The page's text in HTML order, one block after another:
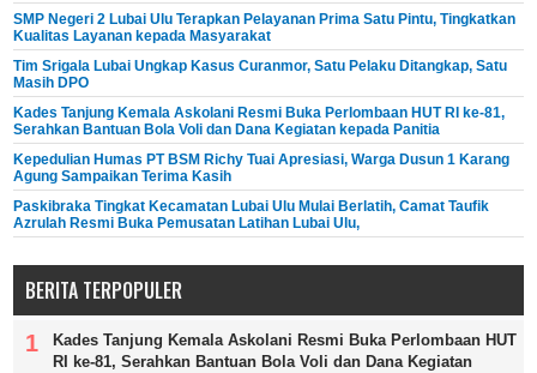
SMP Negeri 2 Lubai Ulu Terapkan Pelayanan Prima Satu Pintu, Tingkatkan
Kualitas Layanan kepada Masyarakat
Tim Srigala Lubai Ungkap Kasus Curanmor, Satu Pelaku Ditangkap, Satu
Masih DPO
Kades Tanjung Kemala Askolani Resmi Buka Perlombaan HUT RI ke-81,
Serahkan Bantuan Bola Voli dan Dana Kegiatan kepada Panitia
Kepedulian Humas PT BSM Richy Tuai Apresiasi, Warga Dusun 1 Karang
Agung Sampaikan Terima Kasih
Paskibraka Tingkat Kecamatan Lubai Ulu Mulai Berlatih, Camat Taufik
Azrulah Resmi Buka Pemusatan Latihan Lubai Ulu,
BERITA TERPOPULER
Kades Tanjung Kemala Askolani Resmi Buka Perlombaan HUT
RI ke-81, Serahkan Bantuan Bola Voli dan Dana Kegiatan